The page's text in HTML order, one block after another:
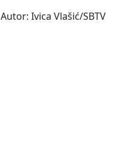
Autor: Ivica Vlašić/SBTV